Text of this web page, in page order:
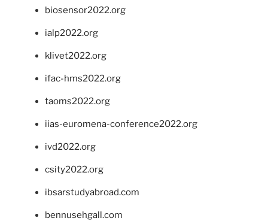
biosensor2022.org
ialp2022.org
klivet2022.org
ifac-hms2022.org
taoms2022.org
iias-euromena-conference2022.org
ivd2022.org
csity2022.org
ibsarstudyabroad.com
bennusehgall.com